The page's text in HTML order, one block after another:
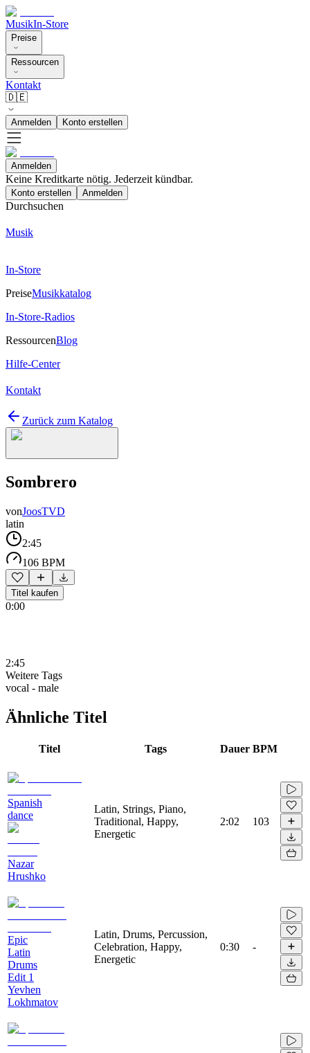
MusikIn-Store
Preise
Ressourcen
Kontakt
🇩🇪
Anmelden Konto erstellen
Anmelden
Keine Kreditkarte nötig. Jederzeit kündbar.
Konto erstellen Anmelden
Durchsuchen
Musik
In-Store
PreiseMusikkatalog
In-Store-Radios
RessourcenBlog
Hilfe-Center
Kontakt
Zurück zum Katalog
Sombrero
vonJoosTVD
latin
2:45
106 BPM
Titel kaufen
0:00
2:45
Weitere Tags
vocal - male
Ähnliche Titel
Titel Tags Dauer BPM
Spanish
dance
Nazar
Hrushko
Latin, Strings, Piano,
Traditional, Happy,
Energetic
2:02 103
Epic
Latin
Drums
Edit 1
Yevhen
Lokhmatov
Latin, Drums, Percussion,
Celebration, Happy,
Energetic
0:30 -